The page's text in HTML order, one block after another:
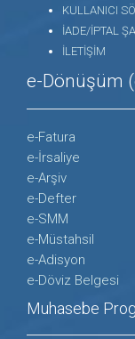
KULLANICI
İADE/İPTAL
İLETİŞİM
e-Dönüşüm
e-Fatura
e-İrsaliye
e-Arşiv
e-Defter
e-SMM
e-Müstahsil
e-Adisyon
e-Döviz Belgesi
Muhasebe